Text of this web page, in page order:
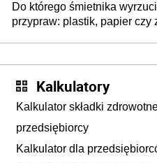
Do którego śmietnika
przypraw: plastik, papier czy
Kalkulatory
Kalkulator składki
przedsiębiorcy
Kalkulator dla